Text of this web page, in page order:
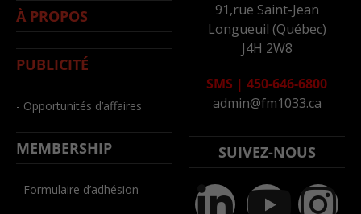
À PROPOS
PUBLICITÉ
- Opportunités d’affaires
MEMBERSHIP
- Formulaire d’adhésion
91,rue Saint-Jean
Longueuil (Québec)
J4H 2W8
SMS | 450-646-6800
admin@fm1033.ca
SUIVEZ-NOUS